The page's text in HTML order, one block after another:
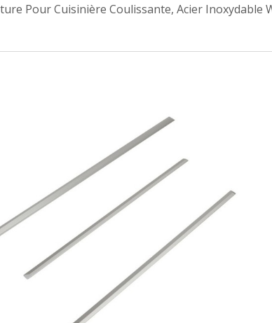
Pour Cuisinière Coulissante, Acier Inoxydable